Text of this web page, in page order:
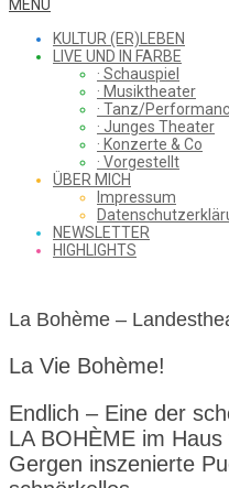
WHAT
SAW
FROM
THE
Menu
MENU
KULTUR (ER)LEBEN
LIVE UND IN FARBE
· Schauspiel
· Musiktheater
· Tanz/
· Junges Theater
· Konzerte & Co
· Vorgestellt
ÜBER MICH
Impressum
NEWSLETTER
HIGHLIGHTS
La Bohème –
La Vie Bohème!
Endlich – Eine der
LA BOHÈME im
Gergen inszenierte